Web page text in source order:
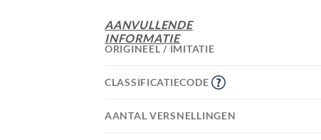
AANVULLENDE
INFORMATIE
ORIGINEEL / IMITATIE
CLASSIFICATIECODE
AANTAL VERSNELLINGEN